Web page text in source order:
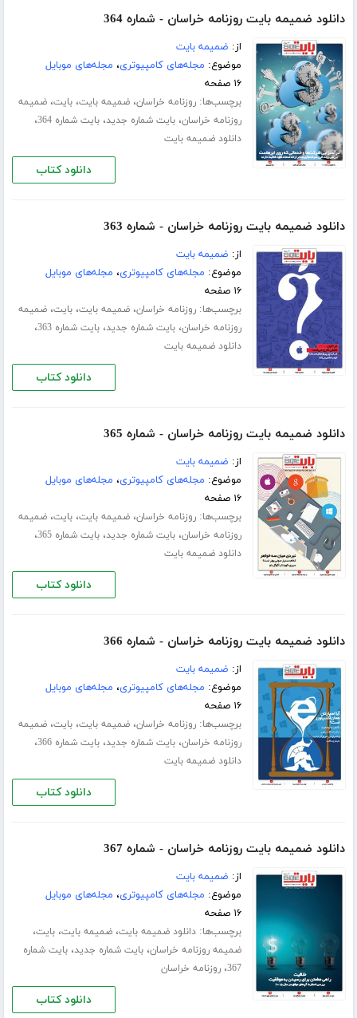
دانلود ضمیمه بایت روزنامه خراسان - شماره 364
از: ضمیمه بایت
موضوع: مجله‌های کامپیوتری، مجله‌های موبایل
۱۶ صفحه
برچسب‌ها:روزنامه خراسان،ضمیمه بایت،بایت،ضمیمه
روزنامه خراسان،بایت شماره جدید،بایت شماره 364 ،
دانلود ضمیمه بایت
دانلود کتاب
دانلود ضمیمه بایت روزنامه خراسان - شماره 363
از: ضمیمه بایت
موضوع: مجله‌های کامپیوتری، مجله‌های موبایل
۱۶ صفحه
برچسب‌ها:روزنامه خراسان،ضمیمه بایت،بایت،ضمیمه
روزنامه خراسان،بایت شماره جدید،بایت شماره 363 ،
دانلود ضمیمه بایت
دانلود کتاب
دانلود ضمیمه بایت روزنامه خراسان - شماره 365
از: ضمیمه بایت
موضوع: مجله‌های کامپیوتری، مجله‌های موبایل
۱۶ صفحه
برچسب‌ها:روزنامه خراسان،ضمیمه بایت،بایت،ضمیمه
روزنامه خراسان،بایت شماره جدید،بایت شماره 365 ،
دانلود ضمیمه بایت
دانلود کتاب
دانلود ضمیمه بایت روزنامه خراسان - شماره 366
از: ضمیمه بایت
موضوع: مجله‌های کامپیوتری، مجله‌های موبایل
۱۶ صفحه
برچسب‌ها:روزنامه خراسان،ضمیمه بایت،بایت،ضمیمه
روزنامه خراسان،بایت شماره جدید،بایت شماره 366 ،
دانلود ضمیمه بایت
دانلود کتاب
دانلود ضمیمه بایت روزنامه خراسان - شماره 367
از: ضمیمه بایت
موضوع: مجله‌های کامپیوتری، مجله‌های موبایل
۱۶ صفحه
برچسب‌ها:دانلود ضمیمه بایت،ضمیمه بایت،بایت،
ضمیمه روزنامه خراسان،بایت شماره جدید،بایت شماره
367،روزنامه خراسان
دانلود کتاب